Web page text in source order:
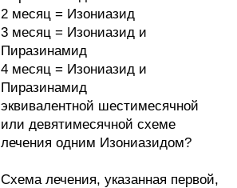
2 месяц = Изониазид
3 месяц = Изониазид и
Пиразинамид
4 месяц = Изониазид и
Пиразинамид
эквивалентной шестимесячной
или девятимесячной схеме
лечения одним Изониазидом?
Схема лечения, указанная первой,